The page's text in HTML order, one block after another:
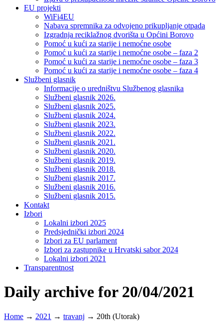
EU projekti
WiFi4EU
Nabava spremnika za odvojeno prikupljanje otpada
Izgradnja reciklažnog dvorišta u Općini Borovo
Pomoć u kući za starije i nemoćne osobe
Pomoć u kući za starije i nemoćne osobe – faza 2
Pomoć u kući za starije i nemoćne osobe – faza 3
Pomoć u kući za starije i nemoćne osobe – faza 4
Službeni glasnik
Informacije o uredništvu Službenog glasnika
Službeni glasnik 2026.
Službeni glasnik 2025.
Službeni glasnik 2024.
Službeni glasnik 2023.
Službeni glasnik 2022.
Službeni glasnik 2021.
Službeni glasnik 2020.
Službeni glasnik 2019.
Službeni glasnik 2018.
Službeni glasnik 2017.
Službeni glasnik 2016.
Službeni glasnik 2015.
Kontakt
Izbori
Lokalni izbori 2025
Predsjednički izbori 2024
Izbori za EU parlament
Izbori za zastupnike u Hrvatski sabor 2024
Lokalni izbori 2021
Transparentnost
Daily archive for 20/04/2021
Home → 2021 → travanj → 20th (Utorak)